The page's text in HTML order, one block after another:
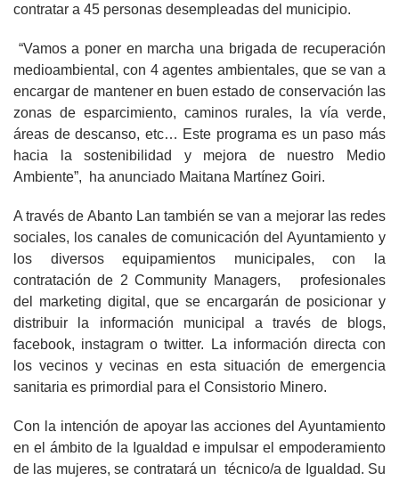
contratar a 45 personas desempleadas del municipio.
“Vamos a poner en marcha una brigada de recuperación
medioambiental, con 4 agentes ambientales, que se van a
encargar de mantener en buen estado de conservación las
zonas de esparcimiento, caminos rurales, la vía verde,
áreas de descanso, etc… Este programa es un paso más
hacia la sostenibilidad y mejora de nuestro Medio
Ambiente”, ha anunciado Maitana Martínez Goiri.
A través de Abanto Lan también se van a mejorar las redes
sociales, los canales de comunicación del Ayuntamiento y
los diversos equipamientos municipales, con la
contratación de 2 Community Managers, profesionales
del marketing digital, que se encargarán de posicionar y
distribuir la información municipal a través de blogs,
facebook, instagram o twitter. La información directa con
los vecinos y vecinas en esta situación de emergencia
sanitaria es primordial para el Consistorio Minero.
Con la intención de apoyar las acciones del Ayuntamiento
en el ámbito de la Igualdad e impulsar el empoderamiento
de las mujeres, se contratará un técnico/a de Igualdad. Su